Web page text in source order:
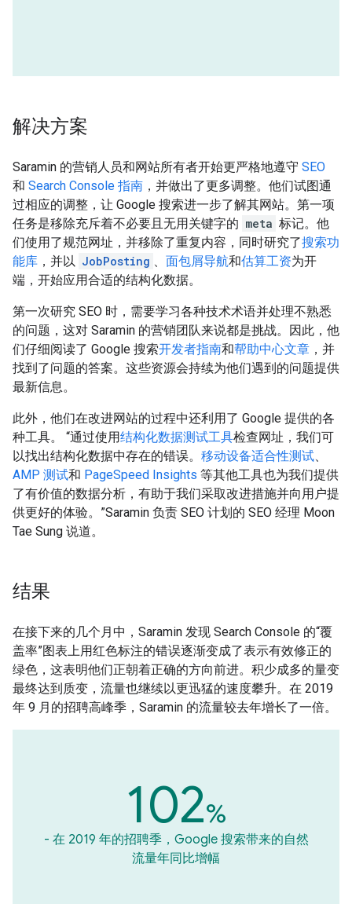
解决方案
Saramin 的营销人员和网站所有者开始更严格地遵守 SEO
和 Search Console 指南 ，并做出了更多调整。他们试图通
过相应的调整，让 Google 搜索进一步了解其网站。第一项
任务是移除充斥着不必要且无用关键字的 meta 标记。他
们使用了规范网址，并移除了重复内容，同时研究了搜索功
能库 ，并以 JobPosting 、 面包屑导航和估算工资为开
端，开始应用合适的结构化数据。
第一次研究 SEO 时，需要学习各种技术术语并处理不熟悉
的问题，这对 Saramin 的营销团队来说都是挑战。因此，他
们仔细阅读了 Google 搜索开发者指南和帮助中心文章 ，并
找到了问题的答案。这些资源会持续为他们遇到的问题提供
最新信息。
此外，他们在改进网站的过程中还利用了 Google 提供的各
种工具。 “通过使用结构化数据测试工具检查网址，我们可
以找出结构化数据中存在的错误。 移动设备适合性测试、
AMP 测试和 PageSpeed Insights 等其他工具也为我们提供
了有价值的数据分析，有助于我们采取改进措施并向用户提
供更好的体验。”Saramin 负责 SEO 计划的 SEO 经理 Moon
Tae Sung 说道。
结果
在接下来的几个月中，Saramin 发现 Search Console 的“覆
盖率”图表上用红色标注的错误逐渐变成了表示有效修正的
绿色，这表明他们正朝着正确的方向前进。积少成多的量变
最终达到质变，流量也继续以更迅猛的速度攀升。在 2019
年 9 月的招聘高峰季，Saramin 的流量较去年增长了一倍。
102%
- 在 2019 年的招聘季，Google 搜索带来的自然
流量年同比增幅